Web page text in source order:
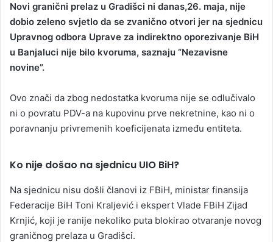
Novi granični prelaz u Gradišci ni danas,26. maja, nije
dobio zeleno svjetlo da se zvanično otvori jer na sjednicu
Upravnog odbora Uprave za indirektno oporezivanje BiH
u Banjaluci nije bilo kvoruma, saznaju “Nezavisne
novine”.
Ovo znači da zbog nedostatka kvoruma nije se odlučivalo
ni o povratu PDV-a na kupovinu prve nekretnine, kao ni o
poravnanju privremenih koeficijenata između entiteta.
Ko nije došao na sjednicu UIO BiH?
Na sjednicu nisu došli članovi iz FBiH, ministar finansija
Federacije BiH Toni Kraljević i ekspert Vlade FBiH Zijad
Krnjić, koji je ranije nekoliko puta blokirao otvaranje novog
graničnog prelaza u Gradišci.